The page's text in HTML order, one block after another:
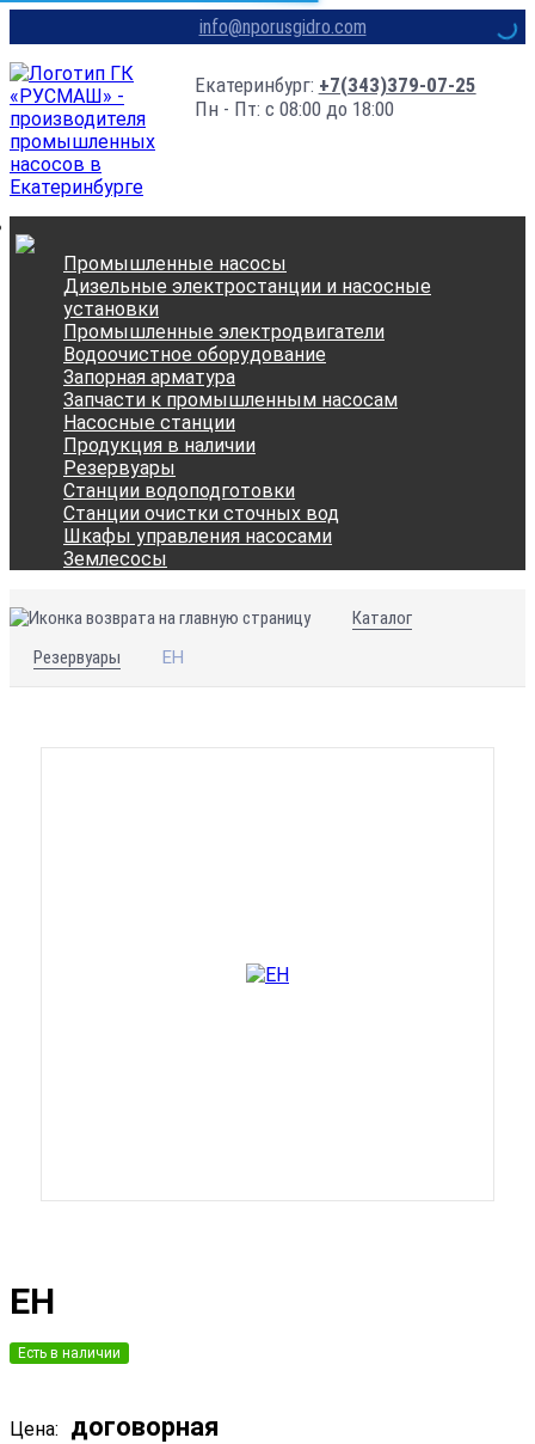
info@nporusgidro.com
Екатеринбург: +7(343)379-07-25
Пн - Пт: с 08:00 до 18:00
Промышленные насосы
Дизельные электростанции и насосные
установки
Промышленные электродвигатели
Водоочистное оборудование
Запорная арматура
Запчасти к промышленным насосам
Насосные станции
Продукция в наличии
Резервуары
Станции водоподготовки
Станции очистки сточных вод
Шкафы управления насосами
Землесосы
Каталог
Резервуары
ЕН
ЕН
Есть в наличии
Цена: договорная